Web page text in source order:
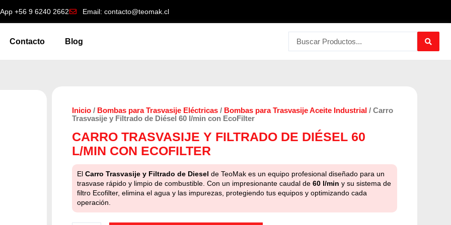
+56 9 6240 2662 Email: contacto@teomak.cl
Contacto Blog
Search
...
Inicio / Bombas para Trasvasije Eléctricas / Bombas para Trasvasije Aceite Industrial / Carro
Trasvasije y Filtrado de Diésel 60 l/min con EcoFilter
CARRO TRASVASIJE Y FILTRADO DE DIÉSEL 60
L/MIN CON ECOFILTER
ElCarro Trasvasije y Filtrado de Diesel de TeoMak es un equipo profesional diseñado para un
trasvase rápido y limpio de combustible. Con un impresionante caudal de60 l/min y su sistema de
filtro Ecofilter, elimina el agua y las impurezas, protegiendo tus equipos y optimizando cada
operación.